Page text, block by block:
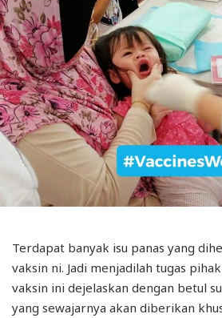
Terdapat banyak isu panas yang
vaksin ni. Jadi menjadilah tugas
vaksin ini dejelaskan dengan betul
yang sewajarnya akan diberikan